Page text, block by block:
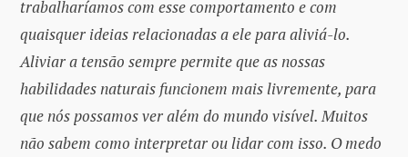
trabalharíamos com esse comportamento e com
quaisquer ideias relacionadas a ele para aliviá-lo.
Aliviar a tensão sempre permite que as nossas
habilidades naturais funcionem mais livremente, para
que nós possamos ver além do mundo visível. Muitos
não sabem como interpretar ou lidar com isso. O medo